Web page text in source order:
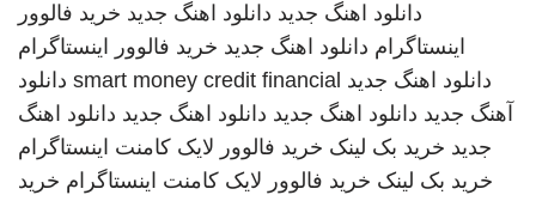
دانلود اهنگ جدید دانلود اهنگ جدید خرید فالوور
اینستاگرام دانلود اهنگ جدید خرید فالوور اینستاگرام
دانلود اهنگ جدید smart money credit financial دانلود
آهنگ جدید دانلود اهنگ جدید دانلود اهنگ جدید دانلود اهنگ
جدید خرید بک لینک خرید فالوور لایک کامنت اینستاگرام
خرید بک لینک خرید فالوور لایک کامنت اینستاگرام خرید